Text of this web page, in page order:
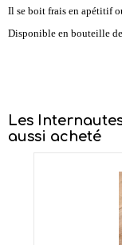
Il se boit frais en apétitif
Disponible en bouteille
Les
aussi acheté